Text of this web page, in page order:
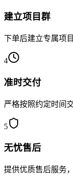
建立项目群
下单后建立专属项
4
准时交付
严格按照约定时间
5
无忧售后
提供优质售后服务